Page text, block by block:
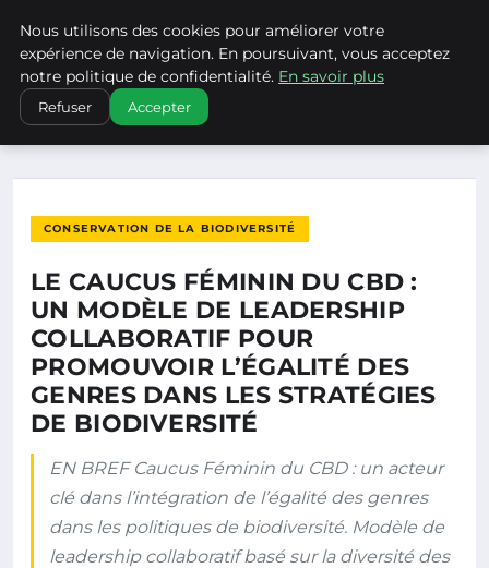
CLIMATECHANGENEBRASKA
ACCUEIL
CONSERVATION DE LA BIODIVERSITÉ
LE CAUCUS FÉMININ DU CBD : UN MODÈLE DE LEADERSHIP…
CONSERVATION DE LA BIODIVERSITÉ
LE CAUCUS FÉMININ DU CBD :
UN MODÈLE DE LEADERSHIP
COLLABORATIF POUR
PROMOUVOIR L’ÉGALITÉ DES
GENRES DANS LES STRATÉGIES
DE BIODIVERSITÉ
EN BREF Caucus Féminin du CBD : un acteur
clé dans l’intégration de l’égalité des genres
dans les politiques de biodiversité. Modèle de
leadership collaboratif basé sur la diversité des
Nous utilisons des cookies pour améliorer votre
expérience de navigation. En poursuivant, vous acceptez
notre politique de confidentialité. En savoir plus
Refuser Accepter